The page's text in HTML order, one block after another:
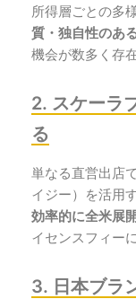
所得層ごとの多
質・独自性のあ
機会が数多く存
2. スケーラ
る
単なる直営出店
イジー）を活用
効率的に全米展
イセンスフィー
3. 日本ブラ